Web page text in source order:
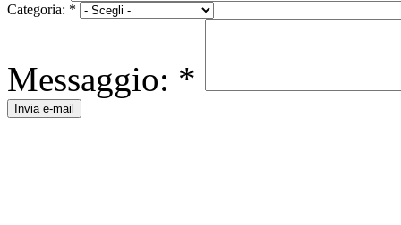
Categoria: *
Messaggio: *